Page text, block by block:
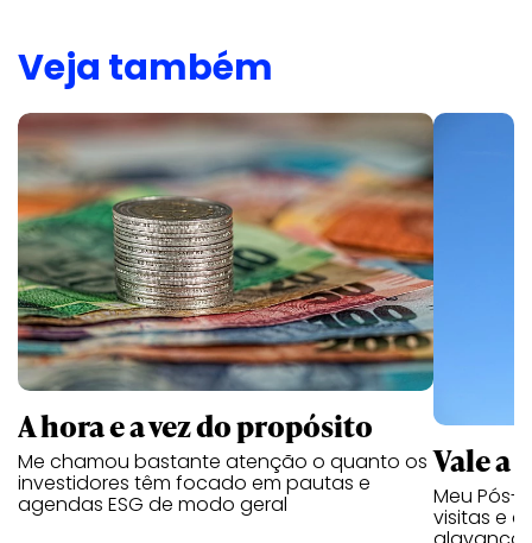
Veja também
A hora e a vez do propósito
Me chamou bastante atenção o quanto os
investidores têm focado em pautas e
agendas ESG de modo geral
Vale a
Meu Pós-
visitas e